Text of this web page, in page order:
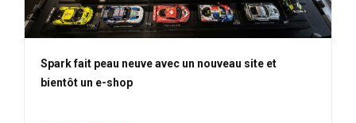
Spark fait peau neuve avec un nouveau site et
bientôt un e-shop